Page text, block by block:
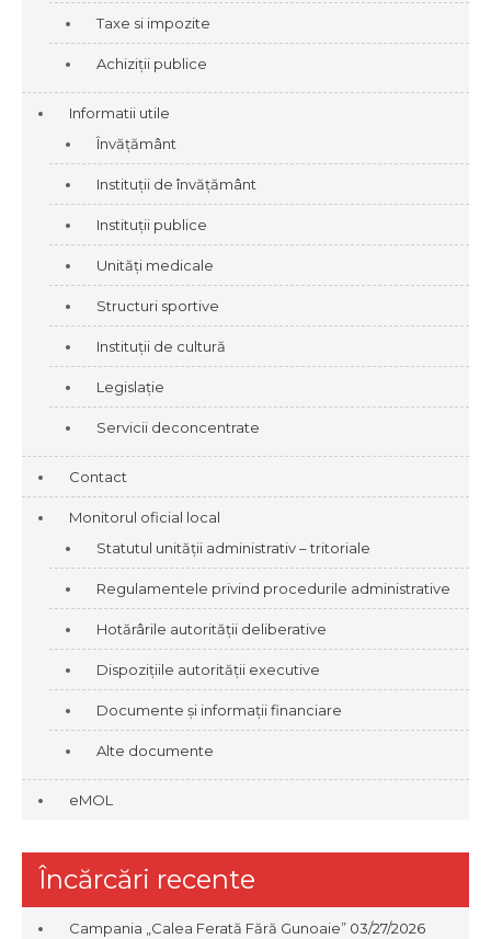
Taxe si impozite
Achiziții publice
Informatii utile
Învățământ
Instituții de învățământ
Instituții publice
Unități medicale
Structuri sportive
Instituții de cultură
Legislație
Servicii deconcentrate
Contact
Monitorul oficial local
Statutul unității administrativ – tritoriale
Regulamentele privind procedurile administrative
Hotărârile autorității deliberative
Dispozițiile autorității executive
Documente și informații financiare
Alte documente
eMOL
Încărcări recente
Campania „Calea Ferată Fără Gunoaie” 03/27/2026